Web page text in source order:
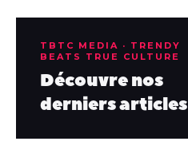
TBTC MEDIA · TRENDY
BEATS TRUE CULTURE
Découvre nos
derniers articles